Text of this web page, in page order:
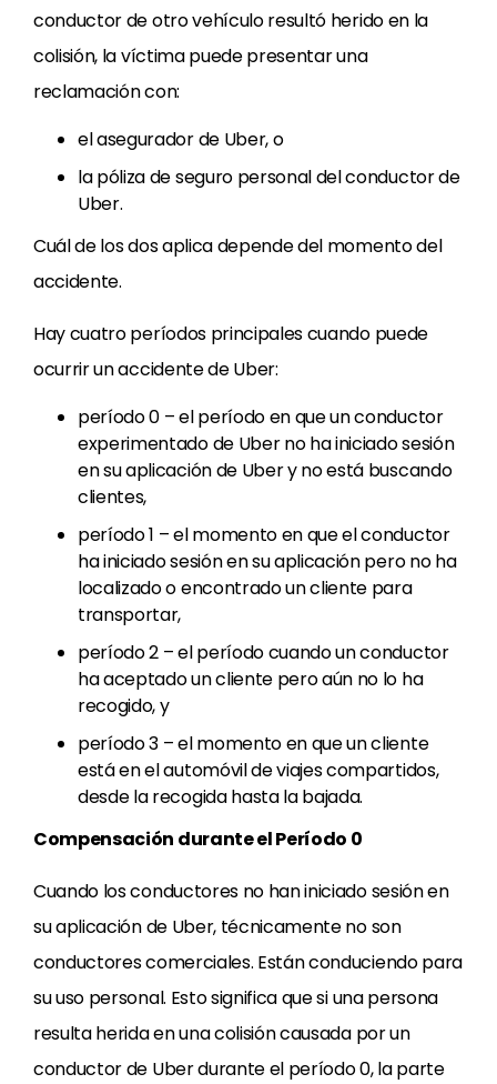
conductor de otro vehículo resultó herido en la
colisión, la víctima puede presentar una
reclamación con:
el asegurador de Uber, o
la póliza de seguro personal del conductor de
Uber.
Cuál de los dos aplica depende del momento del
accidente.
Hay cuatro períodos principales cuando puede
ocurrir un accidente de Uber:
período 0 – el período en que un conductor
experimentado de Uber no ha iniciado sesión
en su aplicación de Uber y no está buscando
clientes,
período 1 – el momento en que el conductor
ha iniciado sesión en su aplicación pero no ha
localizado o encontrado un cliente para
transportar,
período 2 – el período cuando un conductor
ha aceptado un cliente pero aún no lo ha
recogido, y
período 3 – el momento en que un cliente
está en el automóvil de viajes compartidos,
desde la recogida hasta la bajada.
Compensación durante el Período 0
Cuando los conductores no han iniciado sesión en
su aplicación de Uber, técnicamente no son
conductores comerciales. Están conduciendo para
su uso personal. Esto significa que si una persona
resulta herida en una colisión causada por un
conductor de Uber durante el período 0, la parte